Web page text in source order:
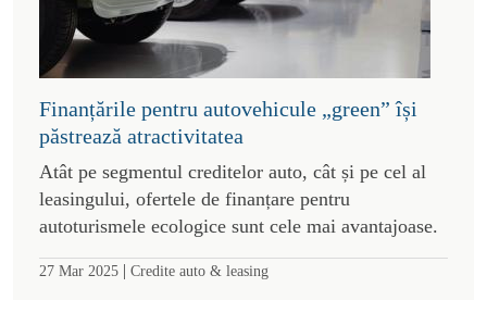
Finanțările pentru autovehicule „green” își
păstrează atractivitatea
Atât pe segmentul creditelor auto, cât și pe cel al
leasingului, ofertele de finanțare pentru
autoturismele ecologice sunt cele mai avantajoase.
27 Mar 2025 | Credite auto & leasing